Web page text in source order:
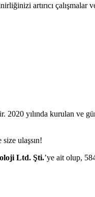
artırıcı çalışmalar
yılında kurulan ve
ulaşsın!
Ltd. Şti.’ye ait olup,